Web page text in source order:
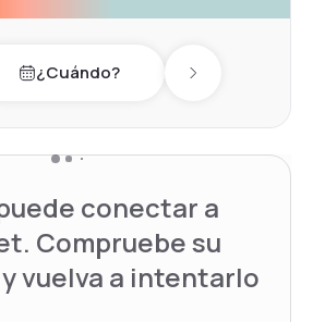
day¿Cuándo? Next day
conectar a
Compruebe su
vuelva a intentarlo